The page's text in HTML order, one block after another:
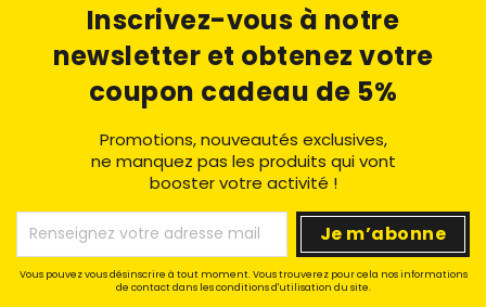
Inscrivez-vous à notre
newsletter et obtenez votre
coupon cadeau de 5%
Promotions, nouveautés exclusives,
ne manquez pas les produits qui vont
booster votre activité !
Vous pouvez vous désinscrire à tout moment. Vous trouverez pour cela nos informations
de contact dans les conditions d'utilisation du site.